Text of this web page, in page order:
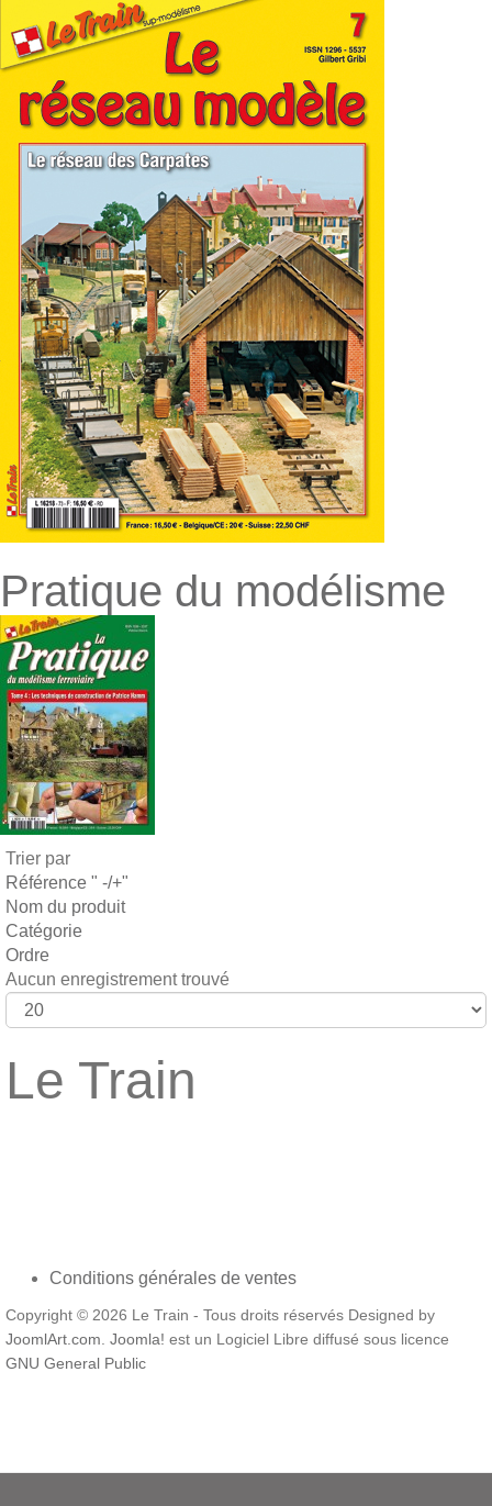
Pratique du modélisme
Trier par
Référence " -/+"
Nom du produit
Catégorie
Ordre
Aucun enregistrement trouvé
Le Train
Conditions générales de ventes
Copyright © 2026 Le Train - Tous droits réservés Designed by
JoomlArt.com. Joomla! est un Logiciel Libre diffusé sous licence
GNU General Public